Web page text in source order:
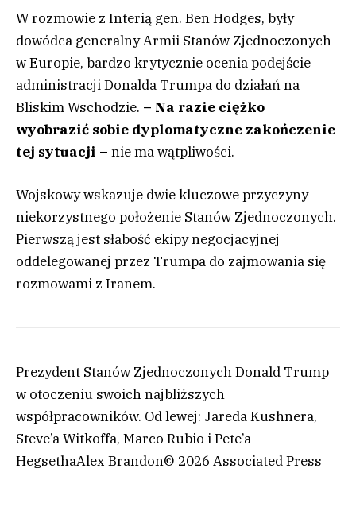
W rozmowie z Interią gen. Ben Hodges, były
dowódca generalny Armii Stanów Zjednoczonych
w Europie, bardzo krytycznie ocenia podejście
administracji Donalda Trumpa do działań na
Bliskim Wschodzie. – Na razie ciężko
wyobrazić sobie dyplomatyczne zakończenie
tej sytuacji – nie ma wątpliwości.
Wojskowy wskazuje dwie kluczowe przyczyny
niekorzystnego położenie Stanów Zjednoczonych.
Pierwszą jest słabość ekipy negocjacyjnej
oddelegowanej przez Trumpa do zajmowania się
rozmowami z Iranem.
Prezydent Stanów Zjednoczonych Donald Trump
w otoczeniu swoich najbliższych
współpracowników. Od lewej: Jareda Kushnera,
Steve’a Witkoffa, Marco Rubio i Pete’a
HegsethaAlex Brandon© 2026 Associated Press